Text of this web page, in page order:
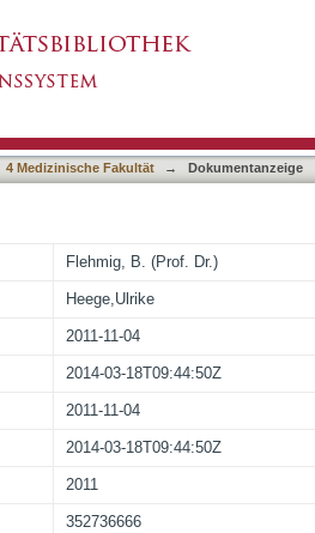
4 Medizinische Fakultät → Dokumentanzeige
Flehmig, B. (Prof. Dr.)
Heege,Ulrike
2011-11-04
2014-03-18T09:44:50Z
2011-11-04
2014-03-18T09:44:50Z
2011
352736666